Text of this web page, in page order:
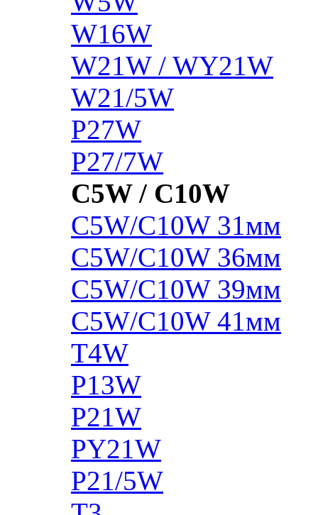
W16W
W21W / WY21W
W21/5W
P27W
P27/7W
C5W / C10W
C5W/C10W 31мм
C5W/C10W 36мм
C5W/C10W 39мм
C5W/C10W 41мм
T4W
P13W
P21W
PY21W
P21/5W